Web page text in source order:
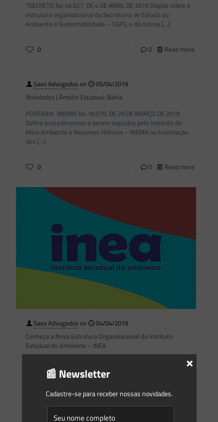
*DECRETO No 46.627, DE 4 DE ABRIL DE 2019 Dispõe sobre a
estrutura organizacional da Secretaria de Estado do
Ambiente e Sustentabilidade – SEAS, e dá outras […]
0 0 Read more
Saes Advogadoson
05/04/2019
Novidades | Âmbito Estadual: Bahia
PORTARIA IINEMA No 18.079, DE 29 DE MARÇO DE 2019
Define procedimentos a serem seguidos pelo Instituto de
Meio Ambiente e Recursos Hídricos – INEMA na tramitação
dos […]
0 0 Read more
Saes Advogadoson
04/04/2019
Conheça a Nova Estrutura Organizacional do Instituto
Estadual do Ambiente – INEA
Estadual do Ambiente – INEA do Estado do Rio de Janeiro e
seu respectivo regulamento. Ontem (03.04), em vigor
0 Read more
📰 Newsletter
Cadastre-se para receber nossas novidades.
×